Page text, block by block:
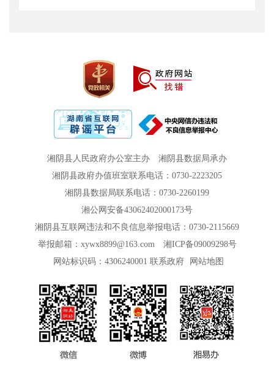
湘阴县人民政府办公室主办
湘阴县数据局承办
湘阴县政府办值班室联系电话：0730-2223205
湘阴县数据局联系电话：0730-2260199
湘公网安备43062402000173号
湘阴县互联网违法和不良信息举报电话：0730-2115669
举报邮箱：xywx8899@163.com
湘ICP备09009298号
网站标识码：4306240001 联系政府 网站地图